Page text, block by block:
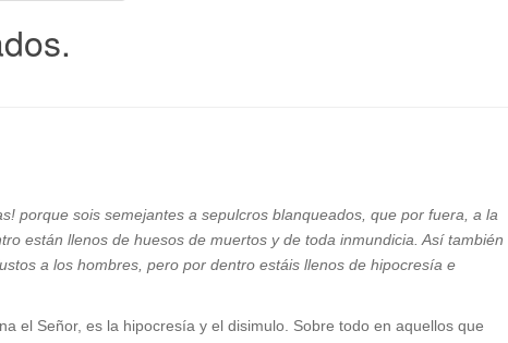
porque sois semejantes a sepulcros blanqueados, que por fuera, a la
están llenos de huesos de muertos y de toda inmundicia. Así también
a los hombres, pero por dentro estáis llenos de hipocresía e
el Señor, es la hipocresía y el disimulo. Sobre todo en aquellos que